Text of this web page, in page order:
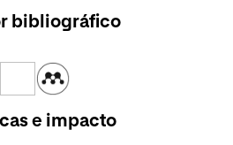
bibliográfico
e impacto